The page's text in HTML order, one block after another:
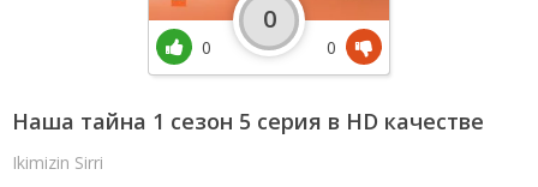
Наша тайна 1 сезон 5 серия в HD качестве
Ikimizin Sirri
0
0
0